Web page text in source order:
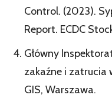
Control. (2023).
Report. ECDC
Główny
zakaźne i zatrucia
GIS, Warszawa.